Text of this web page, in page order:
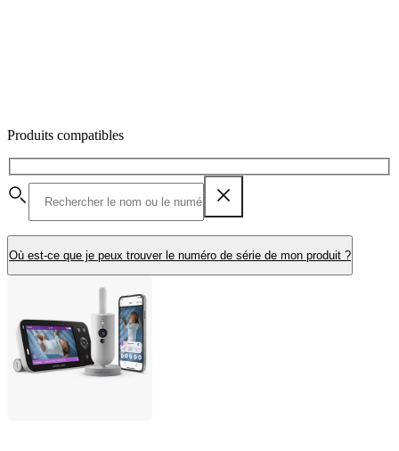
Produits compatibles
Où est-ce que je peux trouver le numéro de série de mon produit ?